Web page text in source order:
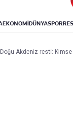
EKONOMİDÜNYASPOR
Akdeniz resti: